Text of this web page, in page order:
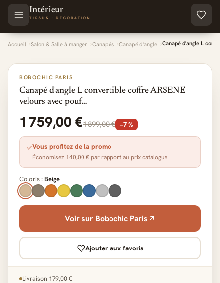
Aller au contenu principal
Accueil Salon & Salle à manger Canapés Canapé d'angle Canapé d'angle L
BOBOCHIC PARIS
Canapé d'angle L convertible coffre ARSENE
velours avec pouf…
1 759,00 €1 899,00 € −7 %
✓Vous profitez de la promo
Économisez 140,00 € par rapport au prix catalogue
Coloris : Beige
Voir sur Bobochic Paris
Ajouter aux favoris
Livraison 179,00 €